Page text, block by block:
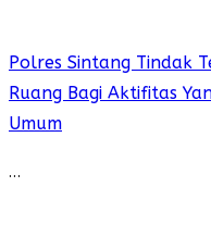
Polres Sintang Tindak
Ruang Bagi Aktifitas
Umum
…